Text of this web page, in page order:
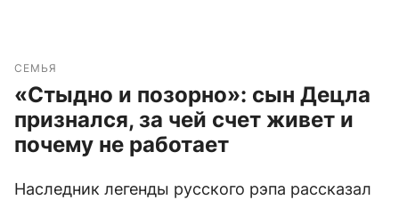
СЕМЬЯ
«Стыдно и позорно»: сын Децла
признался, за чей счет живет и
почему не работает
Наследник легенды русского рэпа рассказал